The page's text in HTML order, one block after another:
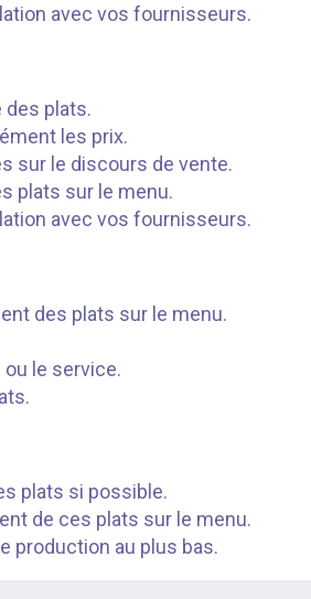
avec vos fournisseurs.
des plats.
les prix.
sur le discours de vente.
plats sur le menu.
avec vos fournisseurs.
des plats sur le menu.
ou le service.
plats si possible.
de ces plats sur le menu.
production au plus bas.